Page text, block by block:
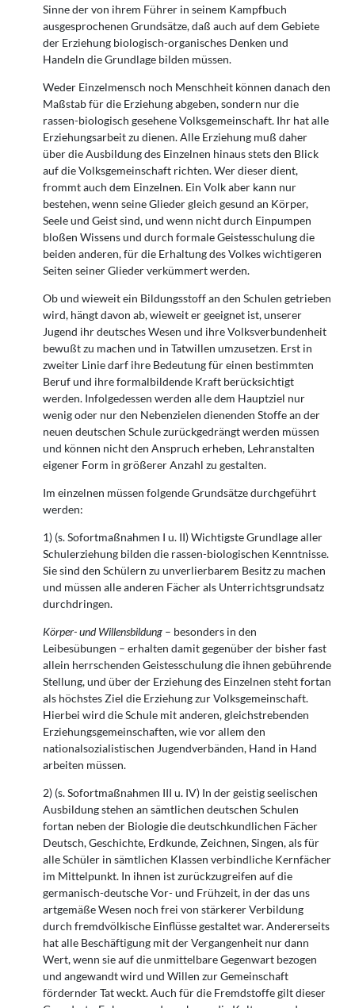
Sinne der von ihrem Führer in seinem Kampfbuch
ausgesprochenen Grundsätze, daß auch auf dem Gebiete
der Erziehung biologisch-organisches Denken und
Handeln die Grundlage bilden müssen.
Weder Einzelmensch noch Menschheit können danach den
Maßstab für die Erziehung abgeben, sondern nur die
rassen-biologisch gesehene Volksgemeinschaft. Ihr hat alle
Erziehungsarbeit zu dienen. Alle Erziehung muß daher
über die Ausbildung des Einzelnen hinaus stets den Blick
auf die Volksgemeinschaft richten. Wer dieser dient,
frommt auch dem Einzelnen. Ein Volk aber kann nur
bestehen, wenn seine Glieder gleich gesund an Körper,
Seele und Geist sind, und wenn nicht durch Einpumpen
bloßen Wissens und durch formale Geistesschulung die
beiden anderen, für die Erhaltung des Volkes wichtigeren
Seiten seiner Glieder verkümmert werden.
Ob und wieweit ein Bildungsstoff an den Schulen getrieben
wird, hängt davon ab, wieweit er geeignet ist, unserer
Jugend ihr deutsches Wesen und ihre Volksverbundenheit
bewußt zu machen und in Tatwillen umzusetzen. Erst in
zweiter Linie darf ihre Bedeutung für einen bestimmten
Beruf und ihre formalbildende Kraft berücksichtigt
werden. Infolgedessen werden alle dem Hauptziel nur
wenig oder nur den Nebenzielen dienenden Stoffe an der
neuen deutschen Schule zurückge­drängt werden müssen
und können nicht den Anspruch erheben, Lehranstalten
eigener Form in größerer Anzahl zu gestalten.
Im einzelnen müssen folgende Grundsätze durchgeführt
werden:
1) (s. Sofortmaßnahmen I u. II) Wichtigste Grundlage aller
Schulerziehung bilden die rassen-biologischen Kenntnisse.
Sie sind den Schülern zu unverlierbarem Besitz zu machen
und müssen alle anderen Fächer als Unterrichtsgrundsatz
durchdringen.
Körper- und Willensbildung – besonders in den
Leibesübungen – erhalten damit gegenüber der bisher fast
allein herrschenden Geistesschulung die ihnen gebührende
Stellung, und über der Erziehung des Einzelnen steht fortan
als höchstes Ziel die Erziehung zur Volksgemeinschaft.
Hierbei wird die Schule mit anderen, gleichstrebenden
Erziehungsgemeinschaften, wie vor allem den
nationalsozialistischen Jugendverbänden, Hand in Hand
arbeiten müssen.
2) (s. Sofortmaßnahmen III u. IV) In der geistig seelischen
Ausbildung stehen an sämtlichen deutschen Schulen
fortan neben der Biologie die deutschkundlichen Fächer
Deutsch, Geschichte, Erdkunde, Zeichnen, Singen, als für
alle Schüler in sämtlichen Klassen verbindliche Kernfächer
im Mittelpunkt. In ihnen ist zurückzugreifen auf die
germanisch-deutsche Vor- und Frühzeit, in der das uns
artgemäße Wesen noch frei von stärkerer Verbildung
durch fremdvölkische Einflüsse gestaltet war. Andererseits
hat alle Beschäftigung mit der Vergangenheit nur dann
Wert, wenn sie auf die unmittelbare Gegenwart bezogen
und angewandt wird und Willen zur Gemeinschaft
fördernder Tat weckt. Auch für die Fremdstoffe gilt dieser